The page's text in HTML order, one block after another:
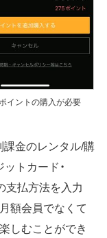
イントの購入が必要
課金のレンタル/購
トカード・
支払方法を入力
額会員でなくて
しむことができ